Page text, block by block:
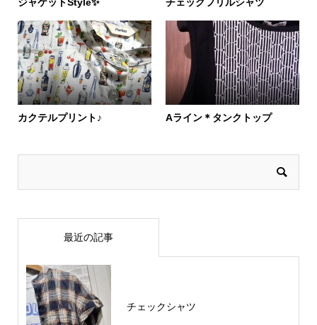
ジャケットStyle✨ チェックフリルシャツ
カクテルプリント♪ Aライン＊タンクトップ
最近の記事
チェックシャツ